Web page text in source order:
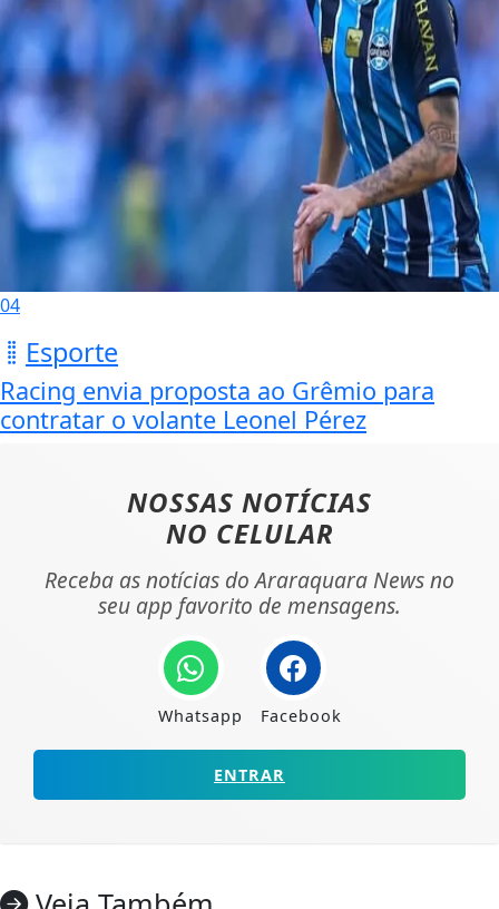
04
Esporte
Racing envia proposta ao Grêmio para
contratar o volante Leonel Pérez
NOSSAS NOTÍCIAS
NO CELULAR
Receba as notícias do Araraquara News no
seu app favorito de mensagens.
Whatsapp Facebook
ENTRAR